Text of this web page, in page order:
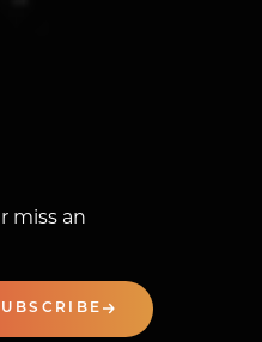
miss an